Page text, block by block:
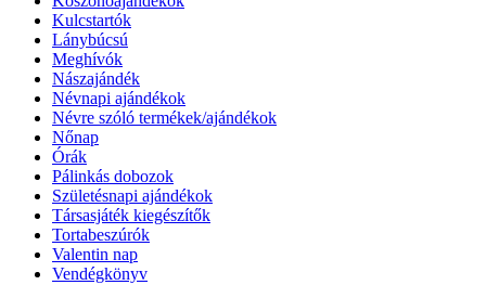
Kulcstartók
Lánybúcsú
Meghívók
Nászajándék
Névnapi ajándékok
Névre szóló termékek/ajándékok
Nőnap
Órák
Pálinkás dobozok
Születésnapi ajándékok
Társasjáték kiegészítők
Tortabeszúrók
Valentin nap
Vendégkönyv